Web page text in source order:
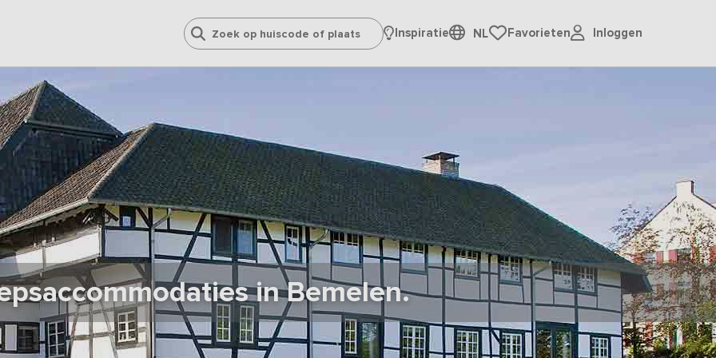
Inspiratie NL Favorieten Inloggen
in Bemelen.